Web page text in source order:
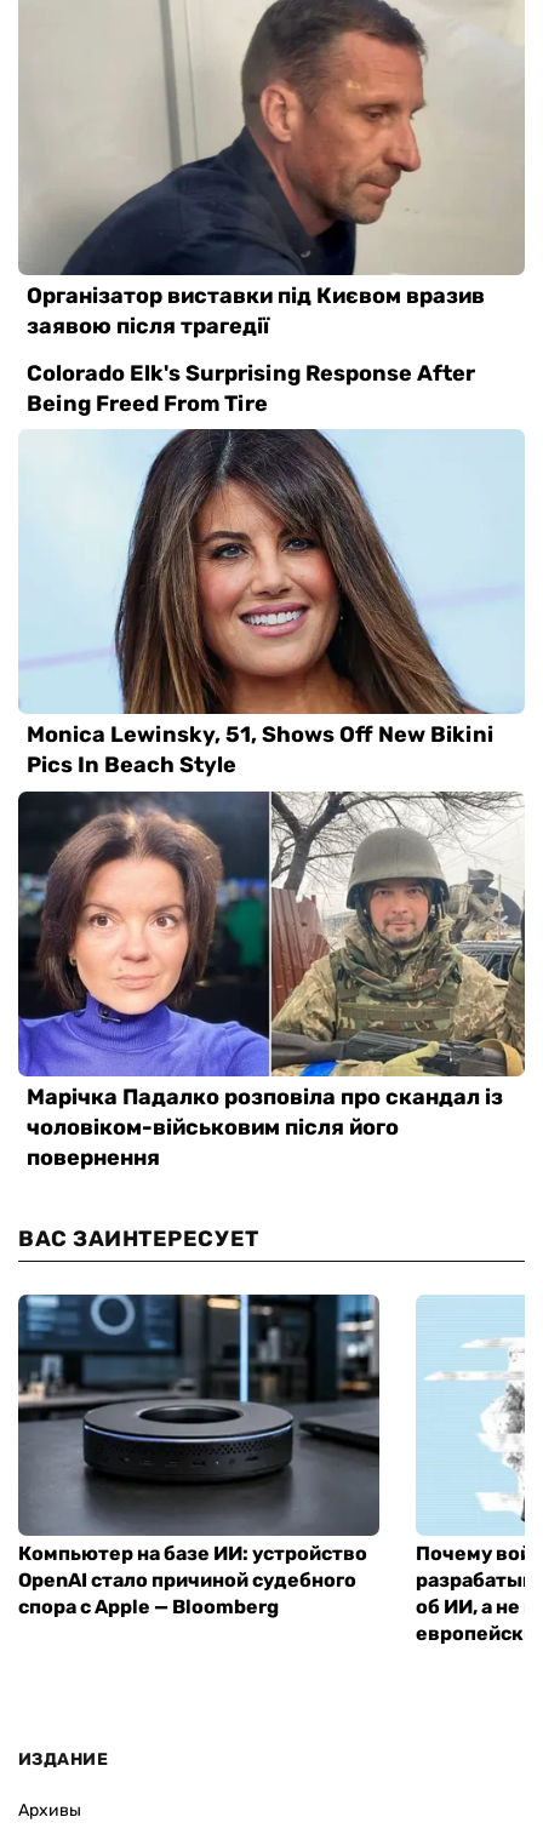
ВАС ЗАИНТЕРЕСУЕТ
Компьютер на базе ИИ: устройство
OpenAI стало причиной судебного
спора с Apple — Bloomberg
Почему
об ИИ, а не
ИЗДАНИЕ
Архивы